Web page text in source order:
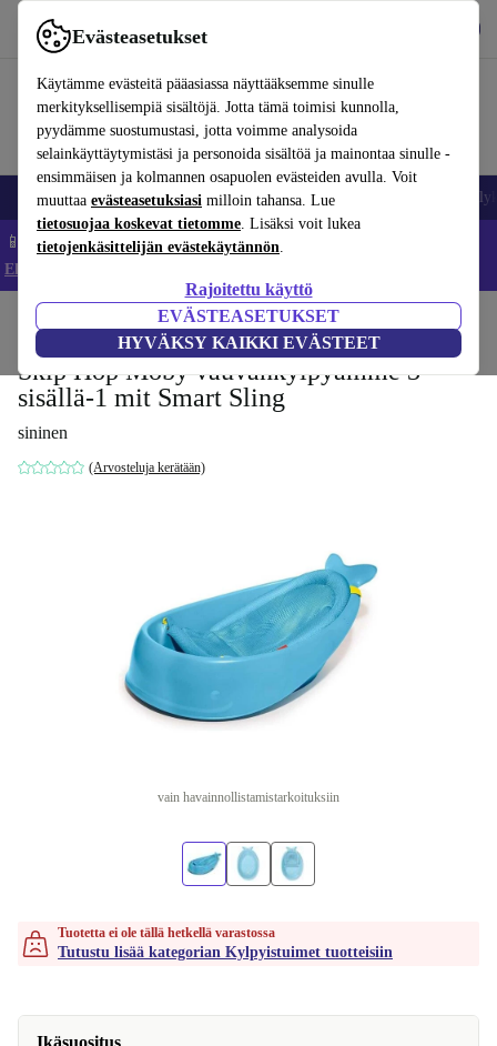
Evästeasetukset
Käytämme evästeitä pääasiassa näyttääksemme sinulle
merkityksellisempiä sisältöjä. Jotta tämä toimisi kunnolla,
pyydämme suostumustasi, jotta voimme analysoida
selainkäyttäytymistäsi ja personoida sisältöä ja mainontaa sinulle -
ensimmäisen ja kolmannen osapuolen evästeiden avulla. Voit
muuttaa evästeasetuksiasi milloin tahansa. Lue
tietosuojaa koskevat tietomme. Lisäksi voit lukea
tietojenkäsittelijän evästekäytännön.
Rajoitettu käyttö
EVÄSTEASETUKSET
HYVÄKSY KAIKKI EVÄSTEET
Käytä refurbed-palvelua nopeasti ja helposti
Matkapuhelimet ja älypuhelimet Kannettavat tietokoneet
📱 Säästä 5 % LISÄÄ iPhoneista – Koodi: IPHONEDEAL –
Ehdot ja säännöt
Potat ja pesut Kylpyistuimet
Skip Hop Moby vauvankylpyamme 3-
sisällä-1 mit Smart Sling
sininen
(Arvosteluja kerätään)
vain havainnollistamistarkoituksiin
Tuotetta ei ole tällä hetkellä varastossa
Tutustu lisää kategorian Kylpyistuimet tuotteisiin
Ikäsuositus